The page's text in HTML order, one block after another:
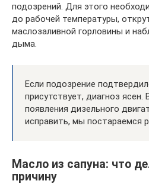
подозрений. Для этого
до рабочей температуры,
маслозаливной горловины и
дыма.
Если подозрение
присутствует, диагноз ясен.
появления дизельного
исправить, мы постараемся
Масло из сапуна: что
причину